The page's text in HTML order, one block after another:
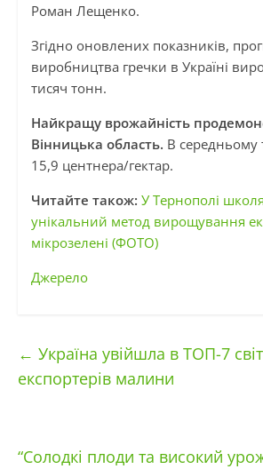
Роман Лещенко.
Згідно оновлених показників,
виробництва гречки в Україні
тисяч тонн.
Найкращу врожайність
Вінницька область. В середньому
15,9 центнера/гектар.
Читайте також: У Тернополі
унікальний метод вирощування
мікрозелені (ФОТО)
Джерело
← Україна увійшла в ТОП-7
експортерів малини
“Солодкі плоди та високий